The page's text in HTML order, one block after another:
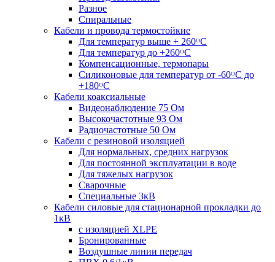
Разное
Спиральные
Кабели и провода термостойкие
Для температур выше + 260ᴼС
Для температур до +260ᴼС
Компенсационные, термопары
Силиконовые для температур от -60ᴼC до
+180ᴼС
Кабели коаксиальные
Видеонаблюдение 75 Ом
Высокочастотные 93 Ом
Радиочастотные 50 Ом
Кабели с резиновой изоляцией
Для нормальных, средних нагрузок
Для постоянной эксплуатации в воде
Для тяжелых нагрузок
Сварочные
Специальные 3кВ
Кабели силовые для стационарной прокладки до
1кВ
c изоляцией XLPE
Бронированные
Воздушные линии передач